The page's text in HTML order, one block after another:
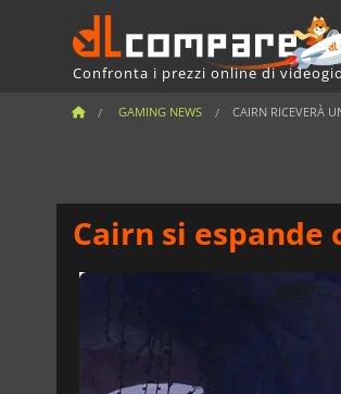
Confronta i prezzi online di
GAMING NEWS CAIRN RICEVERÀ
Cairn si